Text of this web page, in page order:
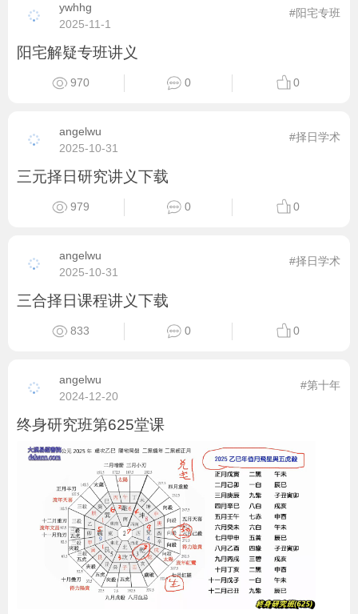
ywhhg
2025-11-1
#阳宅专班
阳宅解疑专班讲义
970 0 0
angelwu
2025-10-31
#择日学术
三元择日研究讲义下载
979 0 0
angelwu
2025-10-31
#择日学术
三合择日课程讲义下载
833 0 0
angelwu
2024-12-20
#第十年
终身研究班第625堂课